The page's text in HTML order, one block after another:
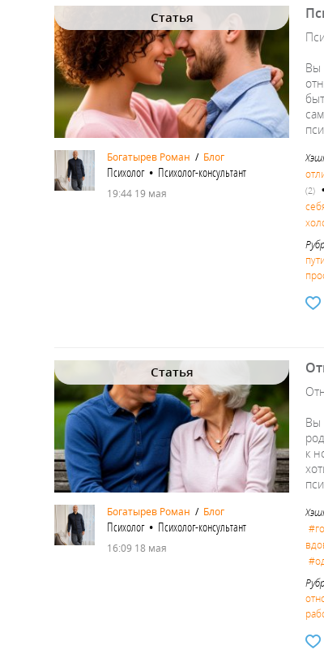
Статья
Богатырев Роман / Блог
Психолог • Психолог-консультант
19:44 19 мая
Вы
(2)
Статья
Богатырев Роман / Блог
Психолог • Психолог-консультант
16:09 18 мая
Вы
к